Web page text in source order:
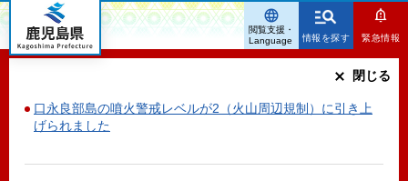
鹿児島県
情報を探す 緊急情報
口永良部島の噴火警戒レベルが2（火山周辺規制）に引き上
げられました
閉じる
閲覧支援・
Language